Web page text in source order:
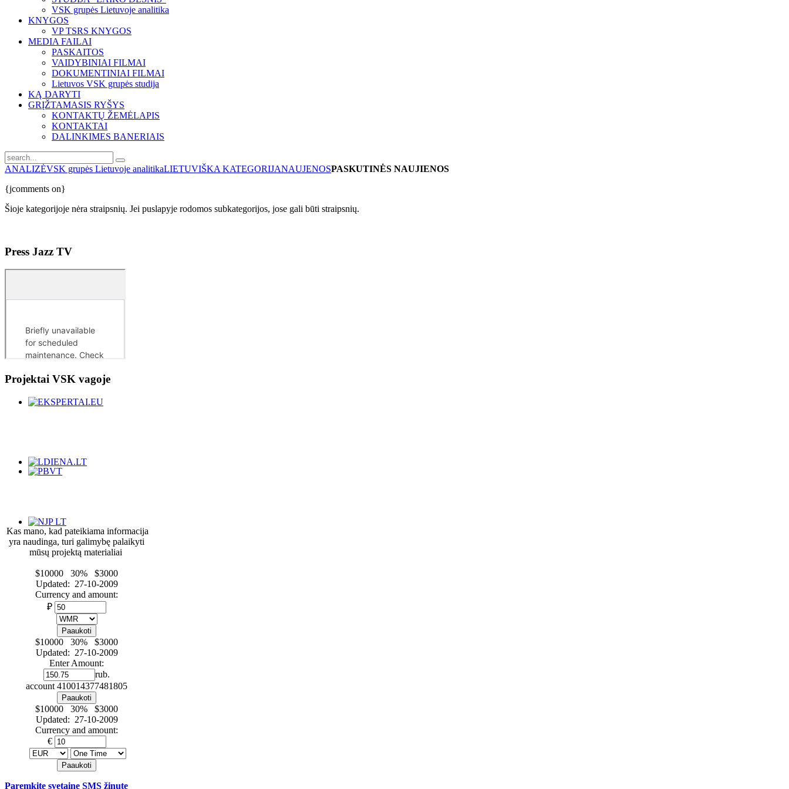
VSK grupės Lietuvoje analitika
KNYGOS
VP TSRS KNYGOS
MEDIA FAILAI
PASKAITOS
VAIDYBINIAI FILMAI
DOKUMENTINIAI FILMAI
Lietuvos VSK grupės studija
KĄ DARYTI
GRĮŽTAMASIS RYŠYS
KONTAKTŲ ŽEMĖLAPIS
KONTAKTAI
DALINKIMES BANERIAIS
ANALIZĖVSK grupės Lietuvoje analitikaLIETUVIŠKA KATEGORIJANAUJENOSPASKUTINĖS NAUJIENOS
{jcomments on}
Šioje kategorijoje nėra straipsnių. Jei puslapyje rodomos subkategorijos, jose gali būti straipsnių.
Press Jazz TV
Projektai VSK vagoje
Kas mano, kad pateikiama informacija
yra naudinga, turi galimybę palaikyti
mūsų projektą materialiai
$10000 30% $3000
Updated: 27-10-2009
Currency and amount:
₽
$10000 30% $3000
Updated: 27-10-2009
Enter Amount:
rub.
account 410014377481805
$10000 30% $3000
Updated: 27-10-2009
Currency and amount:
€
Paremkite svetainę SMS žinute